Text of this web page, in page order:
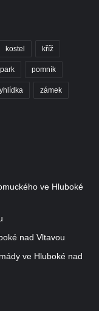
kostel kříž
park pomník
zámek
ve Hluboké
nad Vltavou
ve Hluboké nad